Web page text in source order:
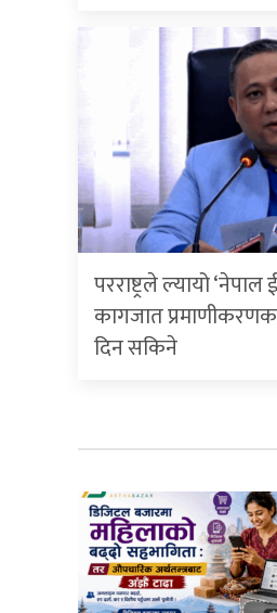
परराष्ट्रले ल्यायो
कागजात
दिन सकिने